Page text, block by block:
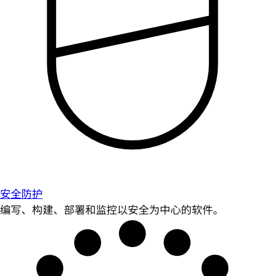
安全防护
编写、构建、部署和监控以安全为中心的软件。